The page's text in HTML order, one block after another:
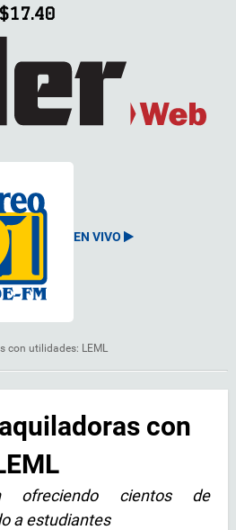
$17.40
EN VIVO
con utilidades: LEML
con
ofreciendo cientos de
a estudiantes